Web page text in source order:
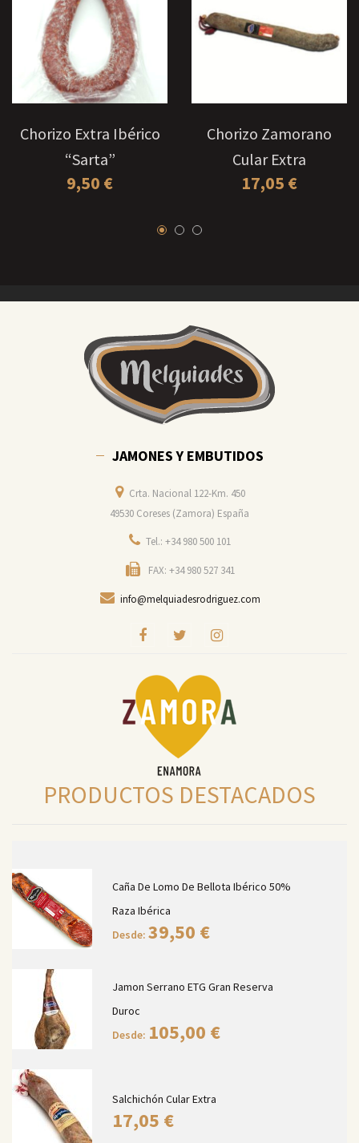
Chorizo Extra Ibérico
“Sarta”
9,50 €
Chorizo Zamorano
Cular Extra
17,05 €
JAMONES Y EMBUTIDOS
Crta. Nacional 122-Km. 450
49530 Coreses (Zamora) España
Tel.: +34 980 500 101
FAX: +34 980 527 341
info@melquiadesrodriguez.com
PRODUCTOS DESTACADOS
Caña De Lomo De Bellota Ibérico 50%
Raza Ibérica
Desde: 39,50 €
Jamon Serrano ETG Gran Reserva
Duroc
Desde: 105,00 €
Salchichón Cular Extra
17,05 €